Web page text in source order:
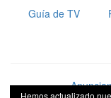
Guía de TV
Hemos actualizado